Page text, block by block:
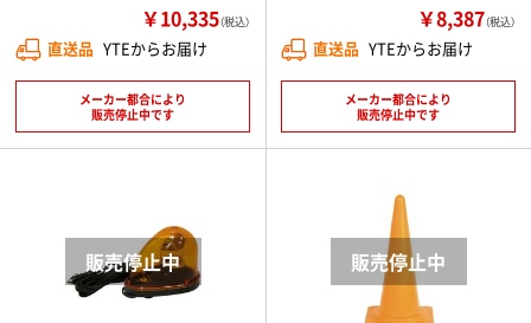
￥10,335（税込）
直送品 YTEからお届け
メーカー都合により
販売停止中です
￥8,387（税込）
直送品 YTEからお届け
メーカー都合により
販売停止中です